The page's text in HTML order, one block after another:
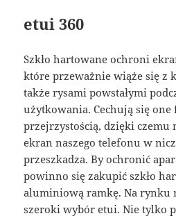
etui 360
Szkło hartowane ochroni
które przeważnie wiąże się z
także rysami powstałymi
użytkowania. Cechują się
przejrzystością, dzięki czemu
ekran naszego telefonu w
przeszkadza. By ochronić
powinno się zakupić szkło
aluminiową ramkę. Na rynku
szeroki wybór etui. Nie tylko